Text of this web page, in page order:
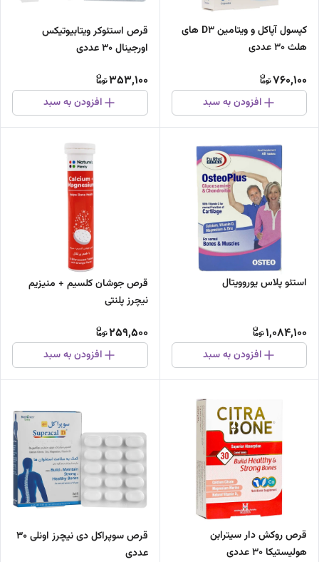
کپسول آپاکل و ویتامین D3 های
هلث 30 عددی
760,100
افزودن به سبد
قرص استئوکر ویتابیوتیکس
اورجینال 30 عددی
353,100
افزودن به سبد
استئو پلاس یوروویتال
1,084,100
افزودن به سبد
قرص جوشان کلسیم + منیزیم
نیچرز پلنتی
259,500
افزودن به سبد
قرص روکش دار سیترابن
هولیستیکا 30 عددی
قرص سوپراکل دی نیچرز اونلی 30
عددی